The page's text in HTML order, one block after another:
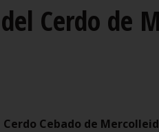
Cerdo
Cebado de